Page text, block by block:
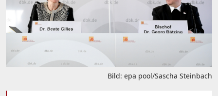
Bild: epa pool/Sascha Steinbach